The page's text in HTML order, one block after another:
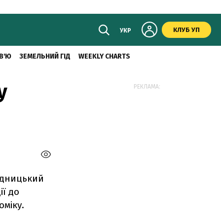
УКР КЛУБ УП
ЗЕМЕЛЬНИЙ ГІД WEEKLY CHARTS
до
РЕКЛАМА: